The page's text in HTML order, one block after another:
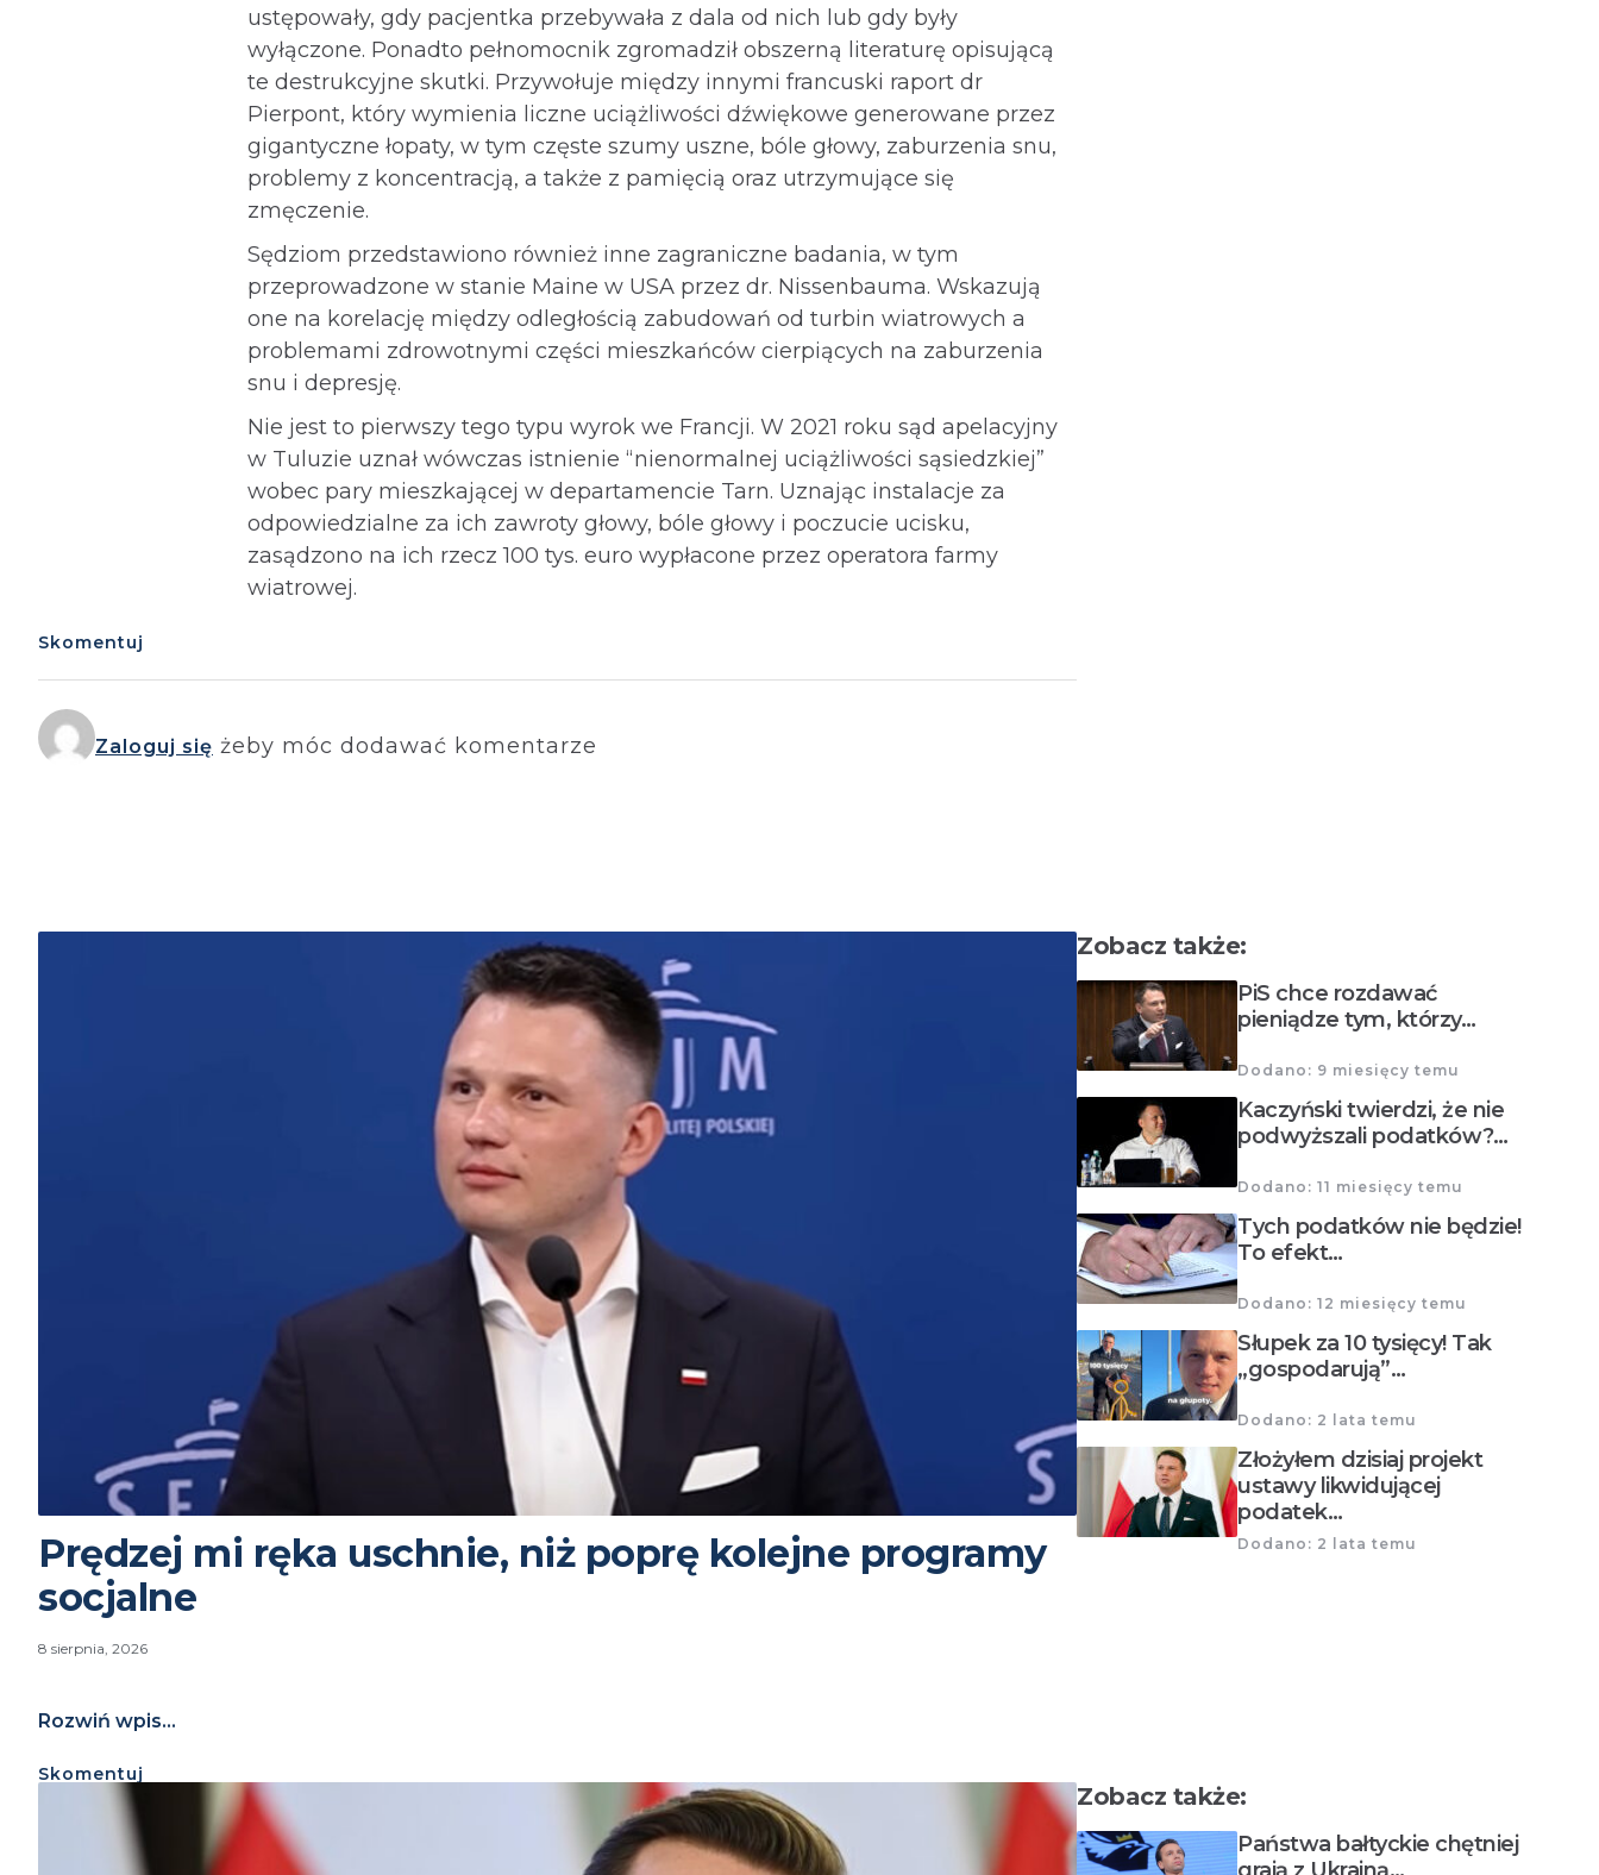
ustępowały, gdy pacjentka przebywała z dala od nich lub gdy były
wyłączone. Ponadto pełnomocnik zgromadził obszerną literaturę opisującą
te destrukcyjne skutki. Przywołuje między innymi francuski raport dr
Pierpont, który wymienia liczne uciążliwości dźwiękowe generowane przez
gigantyczne łopaty, w tym częste szumy uszne, bóle głowy, zaburzenia snu,
problemy z koncentracją, a także z pamięcią oraz utrzymujące się
zmęczenie.
Sędziom przedstawiono również inne zagraniczne badania, w tym
przeprowadzone w stanie Maine w USA przez dr. Nissenbauma. Wskazują
one na korelację między odległością zabudowań od turbin wiatrowych a
problemami zdrowotnymi części mieszkańców cierpiących na zaburzenia
snu i depresję.
Nie jest to pierwszy tego typu wyrok we Francji. W 2021 roku sąd apelacyjny
w Tuluzie uznał wówczas istnienie “nienormalnej uciążliwości sąsiedzkiej”
wobec pary mieszkającej w departamencie Tarn. Uznając instalacje za
odpowiedzialne za ich zawroty głowy, bóle głowy i poczucie ucisku,
zasądzono na ich rzecz 100 tys. euro wypłacone przez operatora farmy
wiatrowej.
Skomentuj
Zaloguj się żeby móc dodawać komentarze
Prędzej mi ręka uschnie, niż poprę kolejne programy
socjalne
8 sierpnia, 2026
Rozwiń wpis...
Skomentuj
Zobacz także:
PiS chce rozdawać
pieniądze tym, którzy…
Dodano: 9 miesięcy temu
Kaczyński twierdzi, że nie
podwyższali podatków?…
Dodano: 11 miesięcy temu
Tych podatków nie będzie!
To efekt…
Dodano: 12 miesięcy temu
Słupek za 10 tysięcy! Tak
„gospodarują”…
Dodano: 2 lata temu
Złożyłem dzisiaj projekt
ustawy likwidującej
podatek…
Dodano: 2 lata temu
Zobacz także:
Państwa bałtyckie chętniej